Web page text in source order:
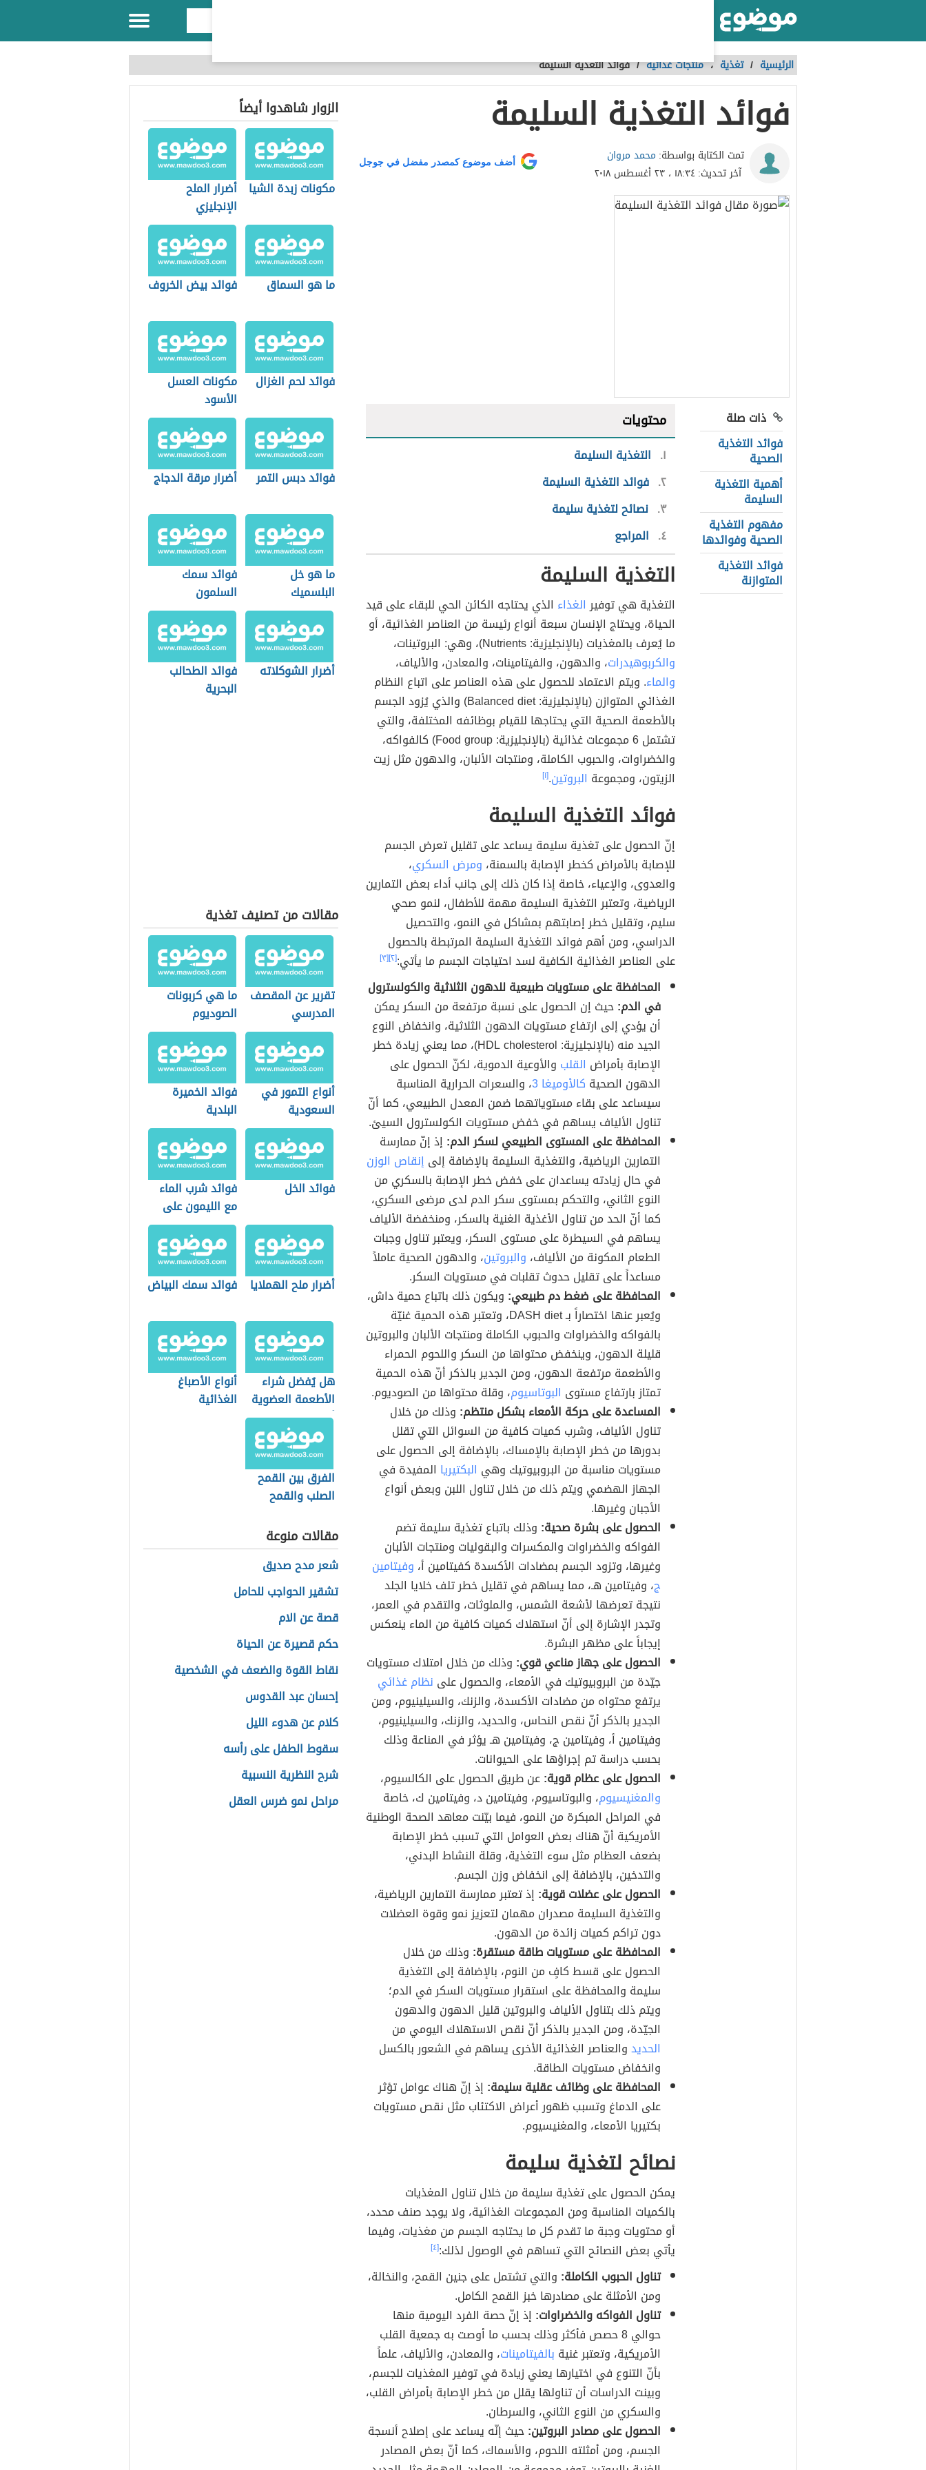
الرئيسية / تغذية ،منتجات غذائية /فوائد التغذية السليمة
فوائد التغذية السليمة
تمت الكتابة بواسطة: محمد مروان
آخر تحديث:١٨:٣٤ ، ٢٣ أغسطس ٢٠١٨
أضف موضوع كمصدر مفضل في جوجل
ذات صلة
فوائد التغذية
الصحية
أهمية التغذية
السليمة
مفهوم التغذية
الصحية وفوائدها
فوائد التغذية
المتوازنة
محتويات
١ التغذية السليمة
٢ فوائد التغذية السليمة
٣ نصائح لتغذية سليمة
٤ المراجع
التغذية السليمة
التغذية هي توفيرالغذاء الذي يحتاجه الكائن الحي للبقاء على قيد
الحياة، ويحتاج الإنسان سبعة أنواع رئيسة من العناصر الغذائية، أو
ما يُعرف بالمغذيات (بالإنجليزية: Nutrients)، وهي: البروتينات،
والكربوهيدرات، والدهون، والفيتامينات، والمعادن، والألياف،
والماء. ويتم الاعتماد للحصول على هذه العناصر على اتباع النظام
الغذائي المتوازن (بالإنجليزية: Balanced diet) والذي يُزود الجسم
بالأطعمة الصحية التي يحتاجها للقيام بوظائفه المختلفة، والتي
تشتمل 6 مجموعات غذائية (بالإنجليزية: Food group) كالفواكه،
والخضراوات، والحبوب الكاملة، ومنتجات الألبان، والدهون مثل زيت
الزيتون، ومجموعة البروتين.[١]
فوائد التغذية السليمة
إنّ الحصول على تغذية سليمة يساعد على تقليل تعرض الجسم
للإصابة بالأمراض كخطر الإصابة بالسمنة، ومرض السكري،
والعدوى، والإعياء، خاصة إذا كان ذلك إلى جانب أداء بعض التمارين
الرياضية، وتعتبر التغذية السليمة مهمة للأطفال، لنمو صحي
سليم، وتقليل خطر إصابتهم بمشاكل في النمو، والتحصيل
الدراسي، ومن أهم فوائد التغذية السليمة المرتبطة بالحصول
على العناصر الغذائية الكافية لسد احتياجات الجسم ما يأتي:[٢] [٣]
المحافظة على مستويات طبيعية للدهون الثلاثية والكولسترول
في الدم:حيث إن الحصول على نسبة مرتفعة من السكر يمكن
أن يؤدي إلى ارتفاع مستويات الدهون الثلاثية، وانخفاض النوع
الجيد منه (بالإنجليزية: HDL cholesterol)، مما يعني زيادة خطر
الإصابة بأمراض القلب والأوعية الدموية، لكنّ الحصول على
الدهون الصحية كالأوميغا 3 ، والسعرات الحرارية المناسبة
سيساعد على بقاء مستوياتهما ضمن المعدل الطبيعي، كما أنّ
تناول الألياف يساهم في خفض مستويات الكولسترول السيئ.
المحافظة على المستوى الطبيعي لسكر الدم: إذ إنّ ممارسة
التمارين الرياضية، والتغذية السليمة بالإضافة إلى إنقاص الوزن
في حال زيادته يساعدان على خفض خطر الإصابة بالسكري من
النوع الثاني، والتحكم بمستوى سكر الدم لدى مرضى السكري،
كما أنّ الحد من تناول الأغذية الغنية بالسكر، ومنخفضة الألياف
يساهم في السيطرة على مستوى السكر، ويعتبر تناول وجبات
الطعام المكونة من الألياف، والبروتين، والدهون الصحية عاملاً
مساعداً على تقليل حدوث تقلبات في مستويات السكر.
المحافظة على ضغط دم طبيعي: ويكون ذلك باتباع حمية داش،
ويُعبر عنها اختصاراً بـ DASH diet، وتعتبر هذه الحمية غنيّة
بالفواكه والخضراوات والحبوب الكاملة ومنتجات الألبان والبروتين
قليلة الدهون، وينخفض محتواها من السكر واللحوم الحمراء
والأطعمة مرتفعة الدهون، ومن الجدير بالذكر أنّ هذه الحمية
تمتاز بارتفاع مستوى البوتاسيوم، وقلة محتواها من الصوديوم.
المساعدة على حركة الأمعاء بشكل منتظم: وذلك من خلال
تناول الألياف، وشرب كميات كافية من السوائل التي تقلل
بدورها من خطر الإصابة بالإمساك، بالإضافة إلى الحصول على
مستويات مناسبة من البروبيوتيك وهي البكتيريا المفيدة في
الجهاز الهضمي ويتم ذلك من خلال تناول اللبن وبعض أنواع
الأجبان وغيرها.
الحصول على بشرة صحية: وذلك باتباع تغذية سليمة تضم
الفواكه والخضراوات والمكسرات والبقوليات ومنتجات الألبان
وغيرها، وتزود الجسم بمضادات الأكسدة كفيتامين أ، وفيتامين
ج، وفيتامين هـ، مما يساهم في تقليل خطر تلف خلايا الجلد
نتيجة تعرضها لأشعة الشمس، والملوثات، والتقدم في العمر،
وتجدر الإشارة إلى أنّ استهلاك كميات كافية من الماء ينعكس
إيجاباً على مظهر البشرة.
الحصول على جهاز مناعي قوي: وذلك من خلال امتلاك مستويات
جيّدة من البروبيوتيك في الأمعاء، والحصول على نظام غذائي
يرتفع محتواه من مضادات الأكسدة، والزنك، والسيلينيوم، ومن
الجدير بالذكر أنّ نقص النحاس، والحديد، والزنك، والسيلينيوم،
وفيتامين أ، وفيتامين ج، وفيتامين هـ يؤثر في المناعة وذلك
بحسب دراسة تم إجراؤها على الحيوانات.
الحصول على عظام قوية:عن طريق الحصول على الكالسيوم،
والمغنيسيوم، والبوتاسيوم، وفيتامين د، وفيتامين ك، خاصة
في المراحل المبكرة من النمو، فيما بيّنت معاهد الصحة الوطنية
الأمريكية أنّ هناك بعض العوامل التي تسبب خطر الإصابة
بضعف العظام مثل سوء التغذية، وقلة النشاط البدني،
والتدخين، بالإضافة إلى انخفاض وزن الجسم.
الحصول على عضلات قوية: إذ تعتبر ممارسة التمارين الرياضية،
والتغذية السليمة مصدران مهمان لتعزيز نمو وقوة العضلات
دون تراكم كميات زائدة من الدهون.
المحافظة على مستويات طاقة مستقرة: وذلك من خلال
الحصول على قسط كافٍ من النوم، بالإضافة إلى التغذية
سليمة والمحافظة على استقرار مستويات السكر في الدم؛
ويتم ذلك بتناول الألياف والبروتين قليل الدهون والدهون
الجيّدة، ومن الجدير بالذكر أنّ نقص الاستهلاك اليومي من
الحديدوالعناصر الغذائية الأخرى يساهم في الشعور بالكسل
وانخفاض مستويات الطاقة.
المحافظة على وظائف عقلية سليمة: إذ إنّ هناك عوامل تؤثر
على الدماغ وتسبب ظهور أعراض الاكتئاب مثل نقص مستويات
بكتيريا الأمعاء، والمغنيسيوم.
نصائح لتغذية سليمة
يمكن الحصول على تغذية سليمة من خلال تناول المغذيات
بالكميات المناسبة ومن المجموعات الغذائية، ولا يوجد صنف محدد،
أو محتويات وجبة ما تقدم كل ما يحتاجه الجسم من مغذيات، وفيما
يأتي بعض النصائح التي تساهم في الوصول لذلك:[٤]
تناول الحبوب الكاملة: والتي تشتمل على جنين القمح، والنخالة،
ومن الأمثلة على مصادرها خبز القمح الكامل.
تناول الفواكه والخضراوات: إذ إنّ حصة الفرد اليومية منها
حوالي 8 حصص فأكثر وذلك بحسب ما أوصت به جمعية القلب
الأمريكية، وتعتبر غنية بالفيتامينات، والمعادن، والألياف، علماً
بأنّ التنوع في اختيارها يعني زيادة في توفير المغذيات للجسم،
وبينت الدراسات أن تناولها يقلل من خطر الإصابة بأمراض القلب،
والسكري من النوع الثاني، والسرطان.
الحصول على مصادر البروتين:حيث إنّه يساعد على إصلاح أنسجة
الجسم، ومن أمثلته اللحوم، والأسماك، كما أنّ بعض المصادر
الزوار شاهدوا أيضاً
مكونات زبدة الشيا أضرار الملح
الإنجليزي
ما هو السماق فوائد بيض الخروف
فوائد لحم الغزال
مكونات العسل
الأسود
فوائد دبس التمر أضرار مرقة الدجاج
ما هو خل
البلسميك
فوائد سمك
السلمون
أضرار الشوكلاته
فوائد الطحالب
البحرية
مقالات من تصنيف تغذية
تقرير عن المقصف
المدرسي
ما هي كربونات
الصوديوم
أنواع التمور في
السعودية
فوائد الخميرة
البلدية
فوائد الخل
فوائد شرب الماء
مع الليمون على
الريق
أضرار ملح الهملايا فوائد سمك البياض
هل يُفضل شراء
الأطعمة العضوية
أثناء التسوق؟
أنواع الأصباغ
الغذائية
الفرق بين القمح
الصلب والقمح
مقالات منوعة
شعر مدح صديق
تشقير الحواجب للحامل
قصة عن الام
حكم قصيرة عن الحياة
نقاط القوة والضعف في الشخصية
إحسان عبد القدوس
كلام عن هدوء الليل
سقوط الطفل على رأسه
شرح النظرية النسبية
مراحل نمو ضرس العقل